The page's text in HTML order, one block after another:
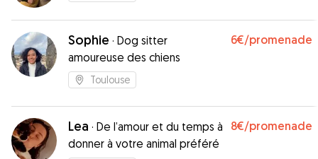
Sophie · Dog sitter
amoureuse des chiens
6€/promenade
Toulouse
Lea · De l’amour et du temps à
donner à votre animal préféré
8€/promenade